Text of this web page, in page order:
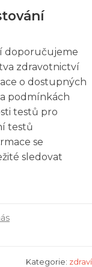
doporučujeme
zdravotnictví
o dostupných
podmínkách
testů pro
testů
se
sledovat
Kategorie: zdraví